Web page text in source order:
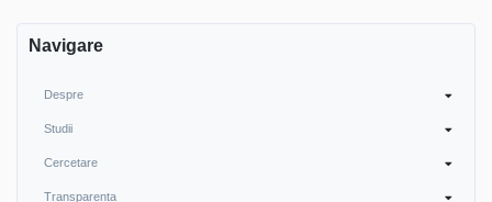
Navigare
Despre
Studii
Cercetare
Transparența